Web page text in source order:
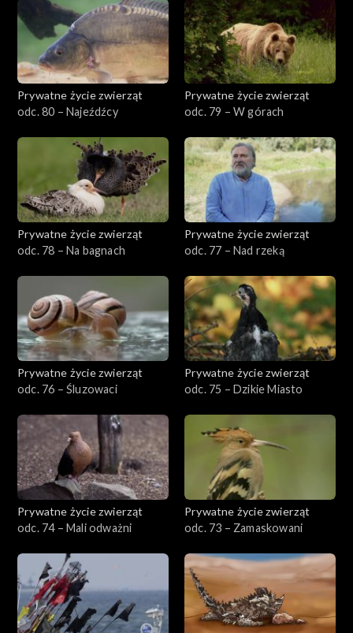
Prywatne życie zwierząt
odc. 80 – Najeźdźcy
Prywatne życie zwierząt
odc. 79 – W górach
Prywatne życie zwierząt
odc. 78 – Na bagnach
Prywatne życie zwierząt
odc. 77 – Nad rzeką
Prywatne życie zwierząt
odc. 76 – Śluzowaci
Prywatne życie zwierząt
odc. 75 – Dzikie Miasto
Prywatne życie zwierząt
odc. 74 – Mali odważni
Prywatne życie zwierząt
odc. 73 – Zamaskowani